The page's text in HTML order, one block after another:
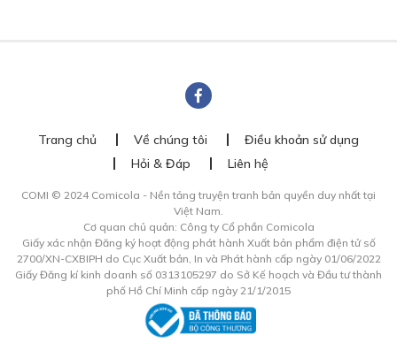
Trang chủ Về chúng tôi
Điều khoản sử dụng
Hỏi & Đáp
Liên hệ
COMI © 2024 Comicola - Nền tảng truyện tranh bản quyền duy nhất tại
Việt Nam.
Cơ quan chủ quản: Công ty Cổ phần Comicola
Giấy xác nhận Đăng ký hoạt động phát hành Xuất bản phẩm điện tử số
2700/XN-CXBIPH do Cục Xuất bản, In và Phát hành cấp ngày 01/06/2022
Giấy Đăng kí kinh doanh số 0313105297 do Sở Kế hoạch và Đầu tư thành
phố Hồ Chí Minh cấp ngày 21/1/2015